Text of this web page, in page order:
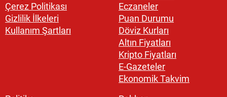
Çerez Politikası
Gizlilik İlkeleri
Kullanım Şartları
Eczaneler
Puan Durumu
Döviz Kurları
Altın Fiyatları
Kripto Fiyatları
E-Gazeteler
Ekonomik Takvim